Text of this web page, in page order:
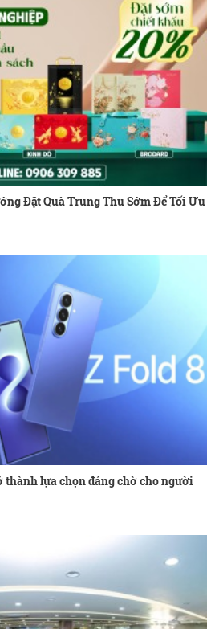
Đặt Quà Trung Thu Sớm Để Tối Ưu
thành lựa chọn đáng chờ cho người